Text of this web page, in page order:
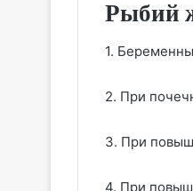
Рыбий
1.
2. При
3. При
4. При